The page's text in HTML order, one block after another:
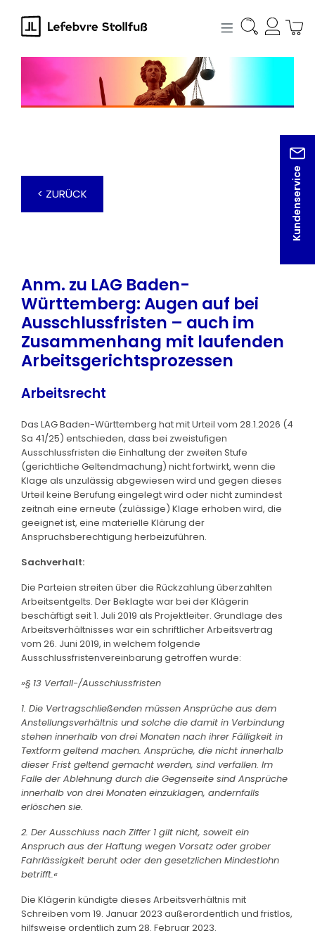
springen
Kundenservice
< ZURÜCK
Anm. zu LAG Baden-
Württemberg: Augen auf bei
Ausschlussfristen – auch im
Zusammenhang mit laufenden
Arbeitsgerichtsprozessen
Arbeitsrecht
Das LAG Baden-Württemberg hat mit Urteil vom 28.1.2026 (4
Sa 41/25) entschieden, dass bei zweistufigen
Ausschlussfristen die Einhaltung der zweiten Stufe
(gerichtliche Geltendmachung) nicht fortwirkt, wenn die
Klage als unzulässig abgewiesen wird und gegen dieses
Urteil keine Berufung eingelegt wird oder nicht zumindest
zeitnah eine erneute (zulässige) Klage erhoben wird, die
geeignet ist, eine materielle Klärung der
Anspruchsberechtigung herbeizuführen.
Sachverhalt:
Die Parteien streiten über die Rückzahlung überzahlten
Arbeitsentgelts. Der Beklagte war bei der Klägerin
beschäftigt seit 1. Juli 2019 als Projektleiter. Grundlage des
Arbeitsverhältnisses war ein schriftlicher Arbeitsvertrag
vom 26. Juni 2019, in welchem folgende
Ausschlussfristenvereinbarung getroffen wurde:
»§ 13 Verfall-/Ausschlussfristen
1. Die Vertragschließenden müssen Ansprüche aus dem
Anstellungsverhältnis und solche die damit in Verbindung
stehen innerhalb von drei Monaten nach ihrer Fälligkeit in
Textform geltend machen. Ansprüche, die nicht innerhalb
dieser Frist geltend gemacht werden, sind verfallen. Im
Falle der Ablehnung durch die Gegenseite sind Ansprüche
innerhalb von drei Monaten einzuklagen, andernfalls
erlöschen sie.
2. Der Ausschluss nach Ziffer 1 gilt nicht, soweit ein
Anspruch aus der Haftung wegen Vorsatz oder grober
Fahrlässigkeit beruht oder den gesetzlichen Mindestlohn
betrifft.«
Die Klägerin kündigte dieses Arbeitsverhältnis mit
Schreiben vom 19. Januar 2023 außerordentlich und fristlos,
hilfsweise ordentlich zum 28. Februar 2023.